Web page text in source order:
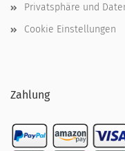
Privatsphäre und
Cookie Einstellungen
Zahlung